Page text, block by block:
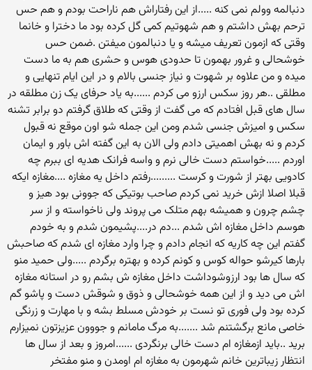
دنبالمه وولم نمی کنه .....از این رفتاراش هم ناراحت بودم و هم حس
ترحم بهش داشتم و هم شهوتیم کمی گل کرده بود ما دخترا و خانما
وقتی که ازمون تعریف میشه و یا دنبالمون میفتن .ضمن حس
خوشحالی و غرور بهمون تا حدودی هوس و حشری هم به ما دست
میده و من علاوه بر شهوت و نیاز جنسی بالام و در این ایام تنهایی و
مطلقی ..هر روز سکس ارزو می کردم ......به یاد حرفای یک زن مطلقه در
سال های قبل افتادم که می گفت از وقتی که طلاق گرفتم دو برابر تشنه
سکس و امیزش جنسی شدم ومن این جمله شو اون موقع نه قبول
کردم و نه بهش اهمیتی دادم ولی الان به این گفته اش باور و ایمان
اوردم .....خواستم دست خالی نرم و واسه فرانک هدیه ای ببرم چه
کادویی بهتر از شورت و کرست .........رفتم داخل یه مغازه ....مغازه ایکه
قبلا اصلا ازش خرید نمی کردم صاحب بوتیکی که جوونی بود هیز و
چشم چرون و همیشه بهم متلک می پروند ولی ناخواسته و از سر
هوسم داخل مغازه اش شدم ...دم در....پشیمون شدم و به خودم
گفتم این چه کاریه که انجام دادم و چرا وارد مغازه ای شدم که صاحبش
بارها کیرشو حواله کوس و کونم کرده و بهتره برگردم .....ولی حمید منو
که سال ها بود ارزوشوداشت داخل مغازه ش بشم رو در استانه مغازه
اش می دید و از این همه خوشحالی و ذوق و شوقش دست و پاشو گم
کرده بود ولی فوری تو نست بر خودش مسلط بشه و با مهارت و زرنگی
خاصی مانع برگشتنم شد .......به مرگ مامانم و جووون عزیزتون نمیزارم
برید ..باید ازمغازه ام دست خالی برنگردی ......امروز و بعد از سال ها
انتظار زیباترین خانم شهرمون به مغازه ام اومدن و منو مفتخر